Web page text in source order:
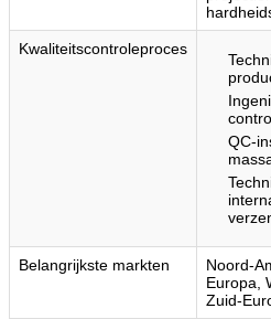
Kwaliteitscontroleproces
QC-
Belangrijkste markten
Noord-
Europa,
Zuid-